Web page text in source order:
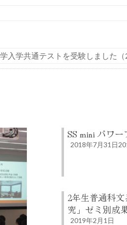
入学共通テストを受験しました（
SS mini パワ
2018年7月31日
2年生普通科
究」ゼミ別成
2019年2月1日